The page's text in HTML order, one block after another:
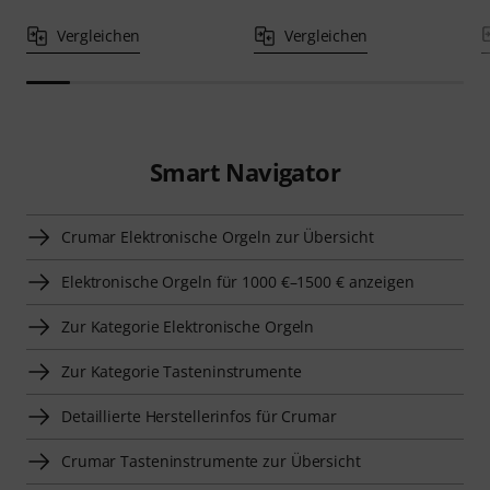
Vergleichen Vergleichen
Smart Navigator
Crumar Elektronische Orgeln zur Übersicht
Elektronische Orgeln für 1000 €–1500 € anzeigen
Zur Kategorie Elektronische Orgeln
Zur Kategorie Tasteninstrumente
Detaillierte Herstellerinfos für Crumar
Crumar Tasteninstrumente zur Übersicht